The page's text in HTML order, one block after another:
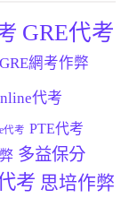
GRE代考
GRE網考作弊
代考
代考 PTE代考
多益保分
考 思培作弊